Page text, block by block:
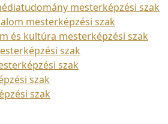
mesterképzési szak
mesterképzési szak
és kultúra mesterképzési szak
szak
szak
szak
szak